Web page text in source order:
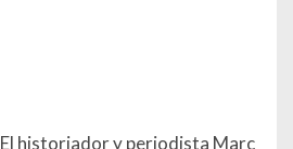
El historiador y periodista Marc